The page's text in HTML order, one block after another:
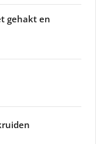
gehakt en